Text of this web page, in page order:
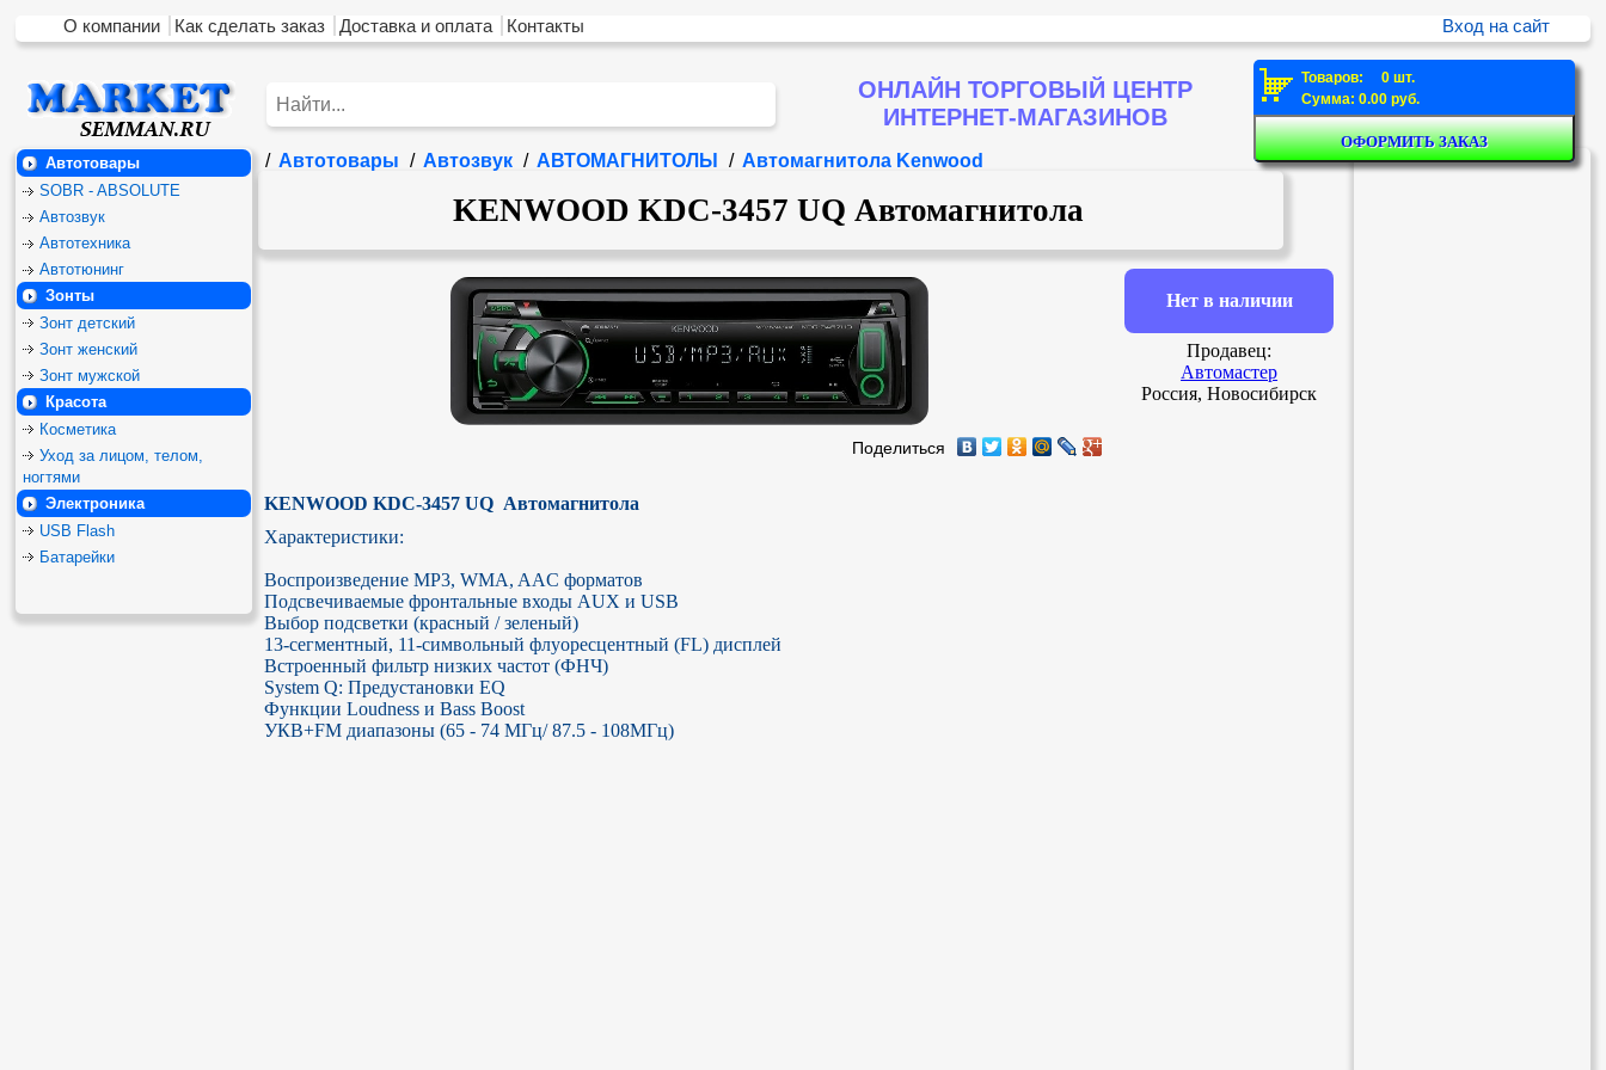
О компании Как сделать заказ Доставка и оплата Контакты Вход на сайт
ОНЛАЙН ТОРГОВЫЙ ЦЕНТР
ИНТЕРНЕТ-МАГАЗИНОВ
Товаров: 0 шт.
Сумма: 0.00 руб.
Автотовары
SOBR - ABSOLUTE
Автозвук
Автотехника
Автотюнинг
Зонты
Зонт детский
Зонт женский
Зонт мужской
Красота
Косметика
Уход за лицом, телом,
ногтями
Электроника
USB Flash
Батарейки
/ Автотовары / Автозвук / АВТОМАГНИТОЛЫ / Автомагнитола Kenwood
KENWOOD KDC-3457 UQ Автомагнитола
Поделиться
KENWOOD KDC-3457 UQ  Автомагнитола
Характеристики:
Воспроизведение MP3, WMA, AAC форматов
Подсвечиваемые фронтальные входы AUX и USB
Выбор подсветки (красный / зеленый)
13-сегментный, 11-символьный флуоресцентный (FL) дисплей
Встроенный фильтр низких частот (ФНЧ)
System Q: Предустановки EQ
Функции Loudness и Bass Boost
УКВ+FM диапазоны (65 - 74 МГц/ 87.5 - 108МГц)
Нет в наличии
Продавец:
Автомастер
Россия, Новосибирск